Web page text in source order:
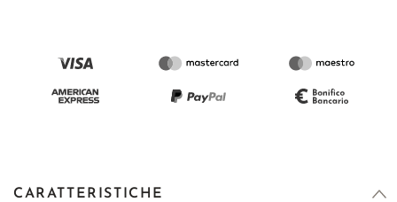
CARATTERISTICHE